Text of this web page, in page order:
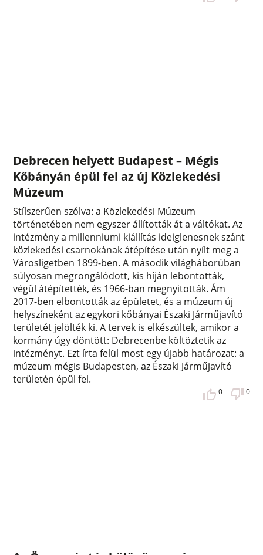
Debrecen helyett Budapest – Mégis
Kőbányán épül fel az új Közlekedési
Múzeum
Stílszerűen szólva: a Közlekedési Múzeum
történetében nem egyszer állították át a váltókat. Az
intézmény a millenniumi kiállítás ideiglenesnek szánt
közlekedési csarnokának átépítése után nyílt meg a
Városligetben 1899-ben. A második világháborúban
súlyosan megrongálódott, kis híján lebontották,
végül átépítették, és 1966-ban megnyitották. Ám
2017-ben elbontották az épületet, és a múzeum új
helyszíneként az egykori kőbányai Északi Járműjavító
területét jelölték ki. A tervek is elkészültek, amikor a
kormány úgy döntött: Debrecenbe költöztetik az
intézményt. Ezt írta felül most egy újabb határozat: a
múzeum mégis Budapesten, az Északi Járműjavító
területén épül fel.
0 0